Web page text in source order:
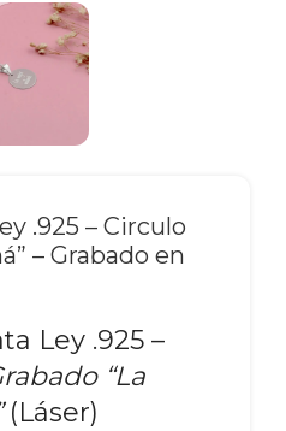
.925 – Circulo
– Grabado en
Ley .925 –
“La
(Láser)